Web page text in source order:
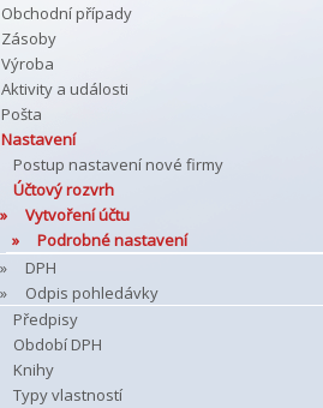
Obchodní případy
Zásoby
Výroba
Aktivity a události
Pošta
Nastavení
Postup nastavení nové firmy
Účtový rozvrh
Vytvoření účtu
Podrobné nastavení
DPH
Odpis pohledávky
Předpisy
Období DPH
Knihy
Typy vlastností